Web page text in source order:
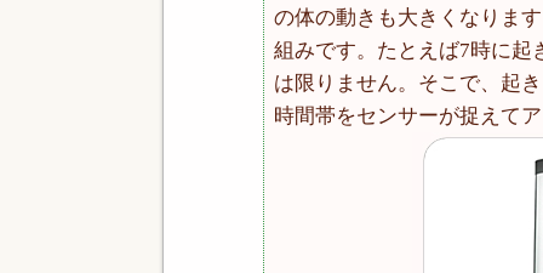
の体の動きも大きくなりま
組みです。たとえば7時に起
は限りません。そこで、起
時間帯をセンサーが捉えて